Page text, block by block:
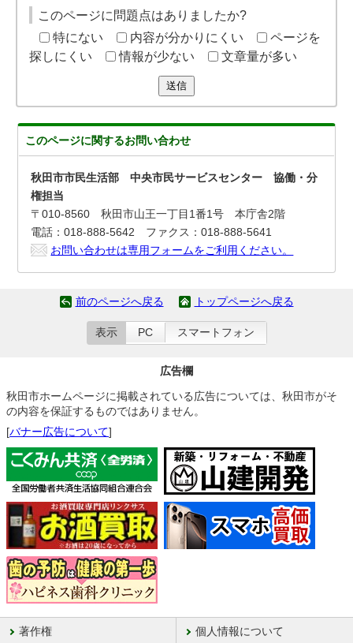
このページに問題点はありましたか?
特にない
内容が分かりにくい
ページを
探しにくい
情報が少ない 文章量が多い
送信
このページに関するお問い合わせ
秋田市市民生活部 中央市民サービスセンター 協働・分
権担当
〒010-8560 秋田市山王一丁目1番1号 本庁舎2階
電話：018-888-5642 ファクス：018-888-5641
お問い合わせは専用フォームをご利用ください。
前のページへ戻る トップページへ戻る
表示 PC スマートフォン
広告欄
秋田市ホームページに掲載されている広告については、秋田市がそ
の内容を保証するものではありません。
[バナー広告について]
著作権 個人情報について